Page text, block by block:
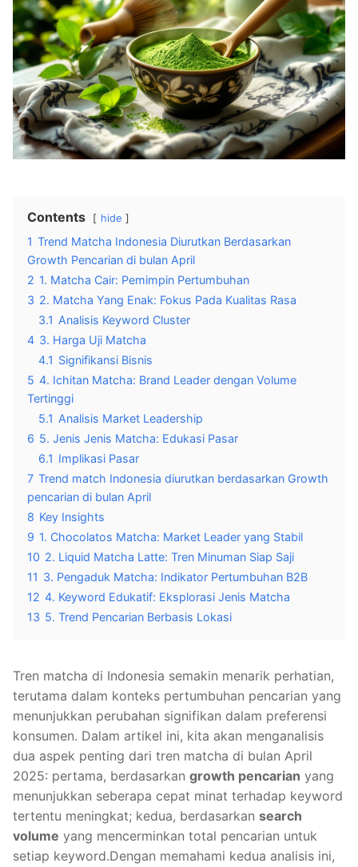
Contents hide
1 Trend Matcha Indonesia Diurutkan Berdasarkan
Growth Pencarian di bulan April
2 1. Matcha Cair: Pemimpin Pertumbuhan
3 2. Matcha Yang Enak: Fokus Pada Kualitas Rasa
3.1 Analisis Keyword Cluster
4 3. Harga Uji Matcha
4.1 Signifikansi Bisnis
5 4. Ichitan Matcha: Brand Leader dengan Volume
Tertinggi
5.1 Analisis Market Leadership
6 5. Jenis Jenis Matcha: Edukasi Pasar
6.1 Implikasi Pasar
7 Trend match Indonesia diurutkan berdasarkan Growth
pencarian di bulan April
8 Key Insights
9 1. Chocolatos Matcha: Market Leader yang Stabil
10 2. Liquid Matcha Latte: Tren Minuman Siap Saji
11 3. Pengaduk Matcha: Indikator Pertumbuhan B2B
12 4. Keyword Edukatif: Eksplorasi Jenis Matcha
13 5. Trend Pencarian Berbasis Lokasi
Tren matcha di Indonesia semakin menarik perhatian,
terutama dalam konteks pertumbuhan pencarian yang
menunjukkan perubahan signifikan dalam preferensi
konsumen. Dalam artikel ini, kita akan menganalisis
dua aspek penting dari tren matcha di bulan April
2025: pertama, berdasarkan growth pencarian yang
menunjukkan seberapa cepat minat terhadap keyword
tertentu meningkat; kedua, berdasarkan search
volume yang mencerminkan total pencarian untuk
setiap keyword.Dengan memahami kedua analisis ini,